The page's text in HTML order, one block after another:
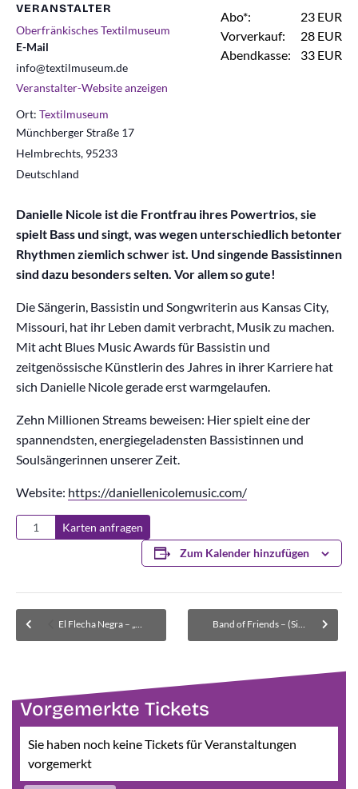
Ort: Textilmuseum
Münchberger Straße 17
Helmbrechts, 95233
Deutschland
VERANSTALTER
Oberfränkisches Textilmuseum
E-Mail
info@textilmuseum.de
Veranstalter-Website anzeigen
Abo*:
23 EUR
Vorverkauf:
28 EUR
Abendkasse:
33 EUR
Danielle Nicole ist die Frontfrau ihres Powertrios, sie
spielt Bass und singt, was wegen unterschiedlich betonter
Rhythmen ziemlich schwer ist. Und singende Bassistinnen
sind dazu besonders selten. Vor allem so gute!
Die Sängerin, Bassistin und Songwriterin aus Kansas City,
Missouri, hat ihr Leben damit verbracht, Musik zu machen.
Mit acht Blues Music Awards für Bassistin und
zeitgenössische Künstlerin des Jahres in ihrer Karriere hat
sich Danielle Nicole gerade erst warmgelaufen.
Zehn Millionen Streams beweisen: Hier spielt eine der
spannendsten, energiegeladensten Bassistinnen und
Soulsängerinnen unserer Zeit.
Website: https://daniellenicolemusic.com/
Karten anfragen
Zum Kalender hinzufügen
El Flecha Negra – „Mucho Picante Caliente“ – Tour 2026 Band of Friends – (Sitzen) AUSVERKAUFT
Vorgemerkte Tickets
Sie haben noch keine Tickets für Veranstaltungen
vorgemerkt